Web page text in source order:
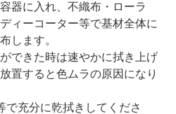
器に入れ、不織布・ローラ
ィーコーター等で基材全体に
します。
できた時は速やかに拭き上げ
置すると色ムラの原因になり
充分に乾拭きしてくださ